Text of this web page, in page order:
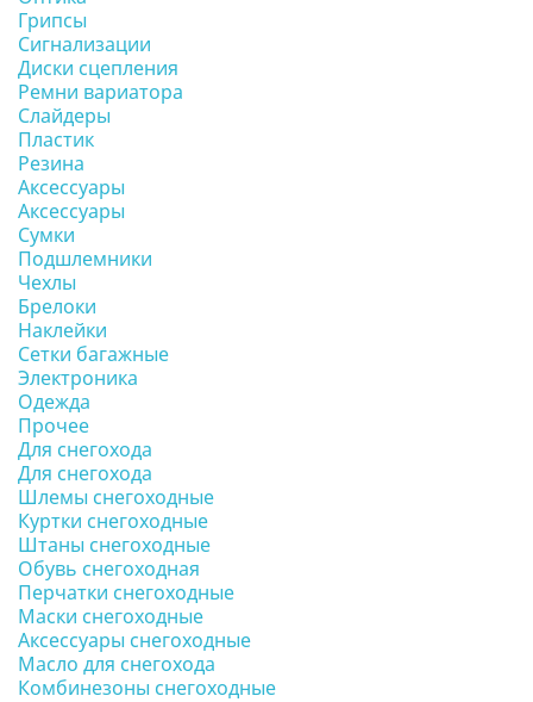
Грипсы
Сигнализации
Диски сцепления
Ремни вариатора
Слайдеры
Пластик
Резина
Аксессуары
Аксессуары
Сумки
Подшлемники
Чехлы
Брелоки
Наклейки
Сетки багажные
Электроника
Одежда
Прочее
Для снегохода
Для снегохода
Шлемы снегоходные
Куртки снегоходные
Штаны снегоходные
Обувь снегоходная
Перчатки снегоходные
Маски снегоходные
Аксессуары снегоходные
Масло для снегохода
Комбинезоны снегоходные